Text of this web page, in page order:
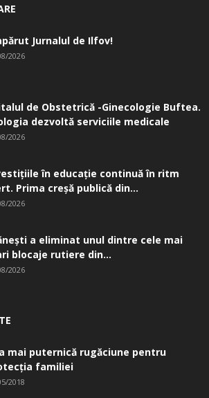
Jurnalul de Ilfov!
2026
de Obstetrică -Ginecologie Buftea.
dezvoltă serviciile medicale
2026
în educație continuă în ritm
Prima creşă publică din...
2026
a eliminat unul dintre cele mai
blocaje rutiere din...
2026
mai puternică rugăciune pentru
familiei
2018